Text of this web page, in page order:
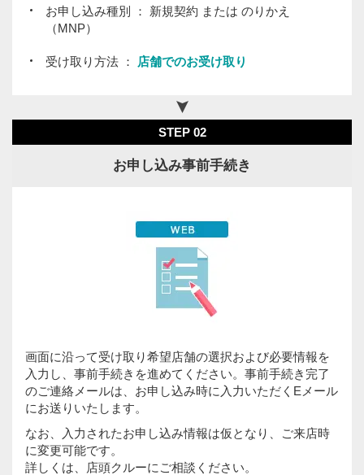
できましたら、「次へ」をタップし、手続きを再開
お申し込み種別 ： 新規契約 または のりかえ
（MNP）
受け取り方法 ： 店舗でのお受け取り
STEP 02
お申し込み事前手続き
画面に沿って受け取り希望店舗の選択および必要情報を
入力し、事前手続きを進めてください。事前手続き完了
のご連絡メールは、お申し込み時に入力いただくEメール
にお送りいたします。
なお、入力されたお申し込み情報は仮となり、ご来店時
に変更可能です。
詳しくは、店頭クルーにご相談ください。